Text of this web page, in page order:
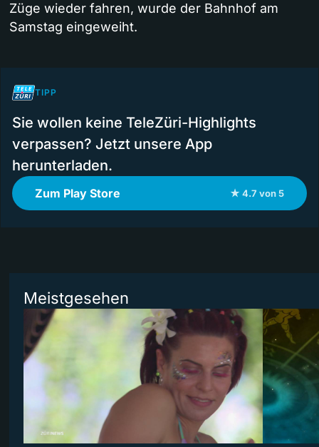
Züge wieder fahren, wurde der Bahnhof am
Samstag eingeweiht.
TIPP
Sie wollen keine TeleZüri-Highlights
verpassen? Jetzt unsere App
herunterladen.
Zum Play Store ★ 4.7 von 5
Meistgesehen